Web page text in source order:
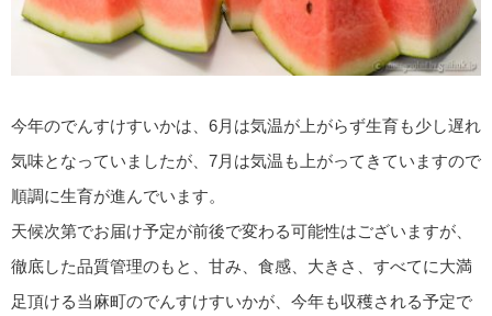
今年のでんすけすいかは、6月は気温が上がらず生育も少し遅れ
気味となっていましたが、7月は気温も上がってきていますので
順調に生育が進んでいます。
天候次第でお届け予定が前後で変わる可能性はございますが、
徹底した品質管理のもと、甘み、食感、大きさ、すべてに大満
足頂ける当麻町のでんすけすいかが、今年も収穫される予定で